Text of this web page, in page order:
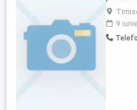
BR 300-
9 iunie